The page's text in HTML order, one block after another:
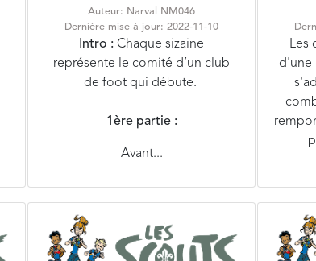
Auteur: Narval NM046
Dernière mise à jour: 2022-11-10
Intro : Chaque sizaine
représente le comité d’un club
de foot qui débute.
1ère partie :
Avant...
Les
d'une